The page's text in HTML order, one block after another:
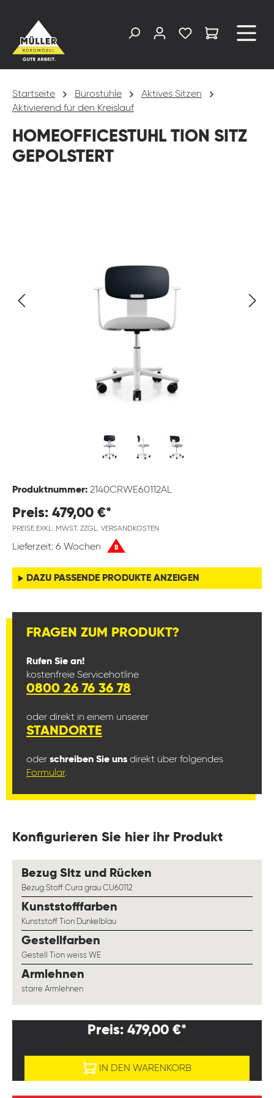
Startseite Bürostühle
Aktives Sitzen
Aktivierend für den Kreislauf
HOMEOFFICESTUHL TION SITZ
GEPOLSTERT
Produktnummer: 2140CRWE60112AL
Preis: 479,00 €*
PREISE EXKL. MWST. ZZGL. VERSANDKOSTEN
Lieferzeit: 6 Wochen B
DAZU PASSENDE PRODUKTE ANZEIGEN
FRAGEN ZUM PRODUKT?
Rufen Sie an!
kostenfreie Servicehotline
0800 26 76 36 78
oder direkt in einem unserer
STANDORTE
oder schreiben Sie uns direkt über folgendes
Formular.
Konfigurieren Sie hier ihr Produkt
Bezug Sitz und Rücken
Bezug Stoff Cura grau CU60112
Kunststofffarben
Kunststoff Tion Dunkelblau
Gestellfarben
Gestell Tion weiss WE
Armlehnen
starre Armlehnen
Preis: 479,00 €*
IN DEN WARENKORB